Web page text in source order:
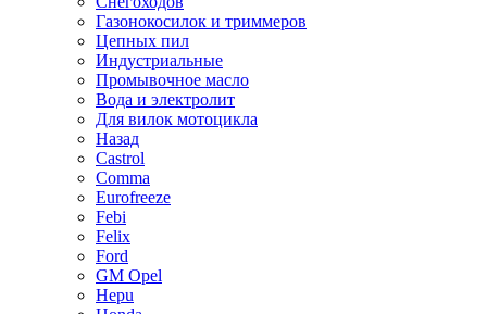
Газонокосилок и триммеров
Цепных пил
Индустриальные
Промывочное масло
Вода и электролит
Для вилок мотоцикла
Назад
Castrol
Comma
Eurofreeze
Febi
Felix
Ford
GM Opel
Hepu